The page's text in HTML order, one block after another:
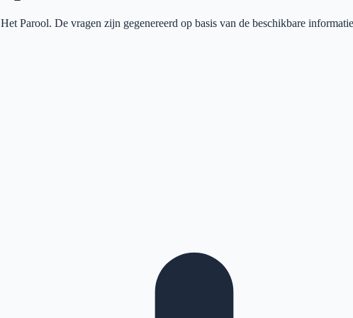
Het Parool. De vragen zijn gegenereerd op basis van de beschikbare